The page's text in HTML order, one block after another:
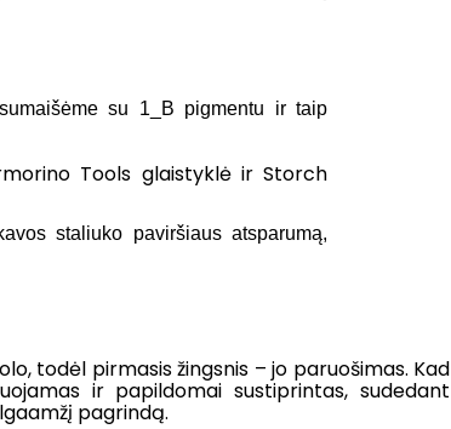
su 1_B pigmentu ir taip
Tools glaistyklė ir Storch
staliuko paviršiaus atsparumą,
todėl pirmasis žingsnis – jo paruošimas. Kad
ir papildomai sustiprintas, sudedant
pagrindą.